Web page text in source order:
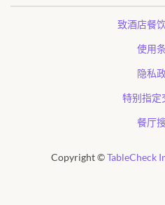
致酒店餐
使用
隐私
特别指定
餐厅
Copyright ©TableCheck